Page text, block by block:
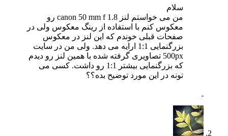
سلام
من می خواستم لنز canon 50 mm f 1.8 رو
معکوس کنم با استفاده از رینگ معکوس ولی در
صفحات قبلی خوندم که این لنز در معکوس
بزرگنمایی 1:1 ارایه می دهد. ولی من در سایت
500px تصاویری گرفته شده با همین لنز رو دیدم
که بزرگنمایی بیشتر 1:1 رو داشت. کسی می
تونه در این مورد توضیح بده؟؟